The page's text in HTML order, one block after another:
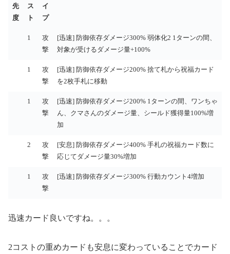
先
度
ス
ト
イ
プ
コ
タ
イ
効果
1
攻
撃
[迅速] 防御依存ダメージ300% 弱体化2 1ターンの間、
対象が受けるダメージ量+100%
1
攻
撃
[迅速] 防御依存ダメージ200% 捨て札から祝福カード
を2枚手札に移動
1
攻
撃
[迅速] 防御依存ダメージ200% 1ターンの間、ワンちゃ
ん、クマさんのダメージ量、シールド獲得量100%増
加
2
攻
撃
[安息] 防御依存ダメージ400% 手札の祝福カード数に
応じてダメージ量30%増加
1
攻
撃
[迅速] 防御依存ダメージ300% 行動カウント4増加
迅速カード良いですね。。。
2コストの重めカードも安息に変わっていることでカード